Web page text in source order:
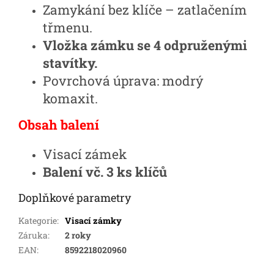
Zamykání bez klíče – zatlačením
třmenu.
Vložka zámku se 4 odpruženými
stavítky.
Povrchová úprava: modrý
komaxit.
Obsah balení
Visací zámek
Balení vč. 3 ks klíčů
Doplňkové parametry
Kategorie: Visací zámky
Záruka:
2 roky
EAN: 8592218020960